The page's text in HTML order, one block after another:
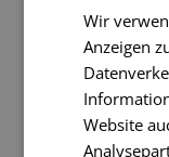
Oder nutzen
4-seitige
Wir
Anzeigen
Website